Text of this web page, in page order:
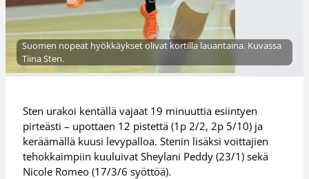
Suomen nopeat hyökkäykset olivat kortilla lauantaina. Kuvassa
Tiina Sten.
Sten urakoi kentällä vajaat 19 minuuttia esiintyen
pirteästi – upottaen 12 pistettä (1p 2/2, 2p 5/10) ja
keräämällä kuusi levypalloa. Stenin lisäksi voittajien
tehokkaimpiin kuuluivat Sheylani Peddy (23/1) sekä
Nicole Romeo (17/3/6 syöttöä).